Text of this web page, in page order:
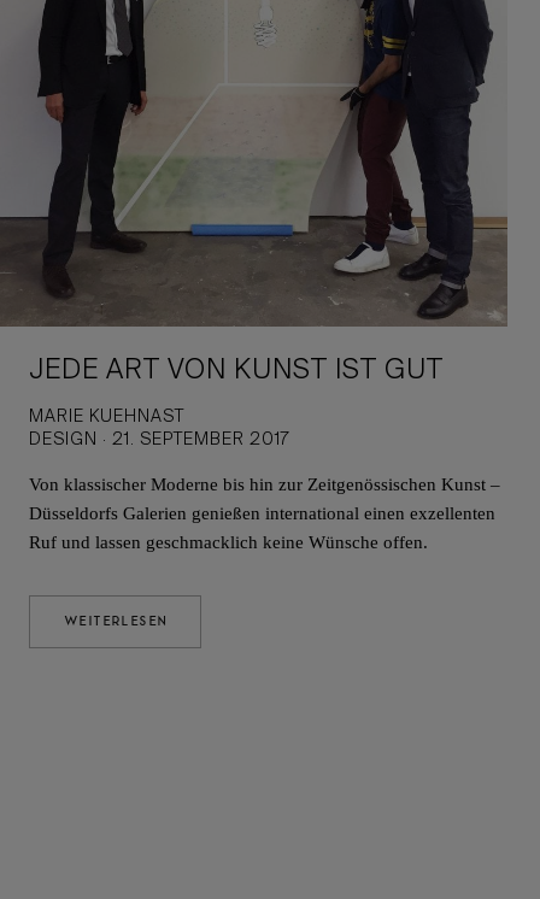
JEDE ART VON KUNST IST GUT
MARIE KUEHNAST
DESIGN · 21. SEPTEMBER 2017
Von klassischer Moderne bis hin zur Zeitgenössischen Kunst –
Düsseldorfs Galerien genießen international einen exzellenten
Ruf und lassen geschmacklich keine Wünsche offen.
WEITERLESEN